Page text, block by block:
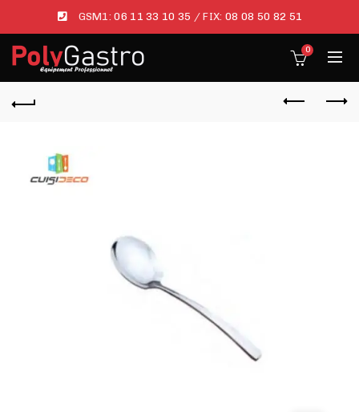
GSM1:06 11 33 10 35 / FIX: 08 08 50 82 51
0